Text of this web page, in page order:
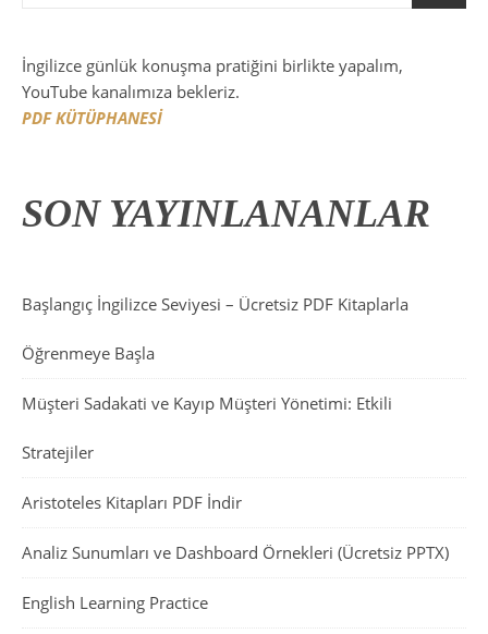
İngilizce günlük konuşma pratiğini birlikte yapalım,
YouTube kanalımıza bekleriz.
PDF KÜTÜPHANESİ
SON YAYINLANANLAR
Başlangıç İngilizce Seviyesi – Ücretsiz PDF Kitaplarla
Öğrenmeye Başla
Müşteri Sadakati ve Kayıp Müşteri Yönetimi: Etkili
Stratejiler
Aristoteles Kitapları PDF İndir
Analiz Sunumları ve Dashboard Örnekleri (Ücretsiz PPTX)
English Learning Practice